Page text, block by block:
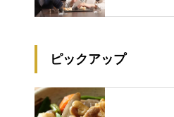
ピックアップ